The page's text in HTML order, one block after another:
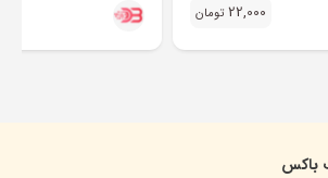
22,000 تومان
باکس